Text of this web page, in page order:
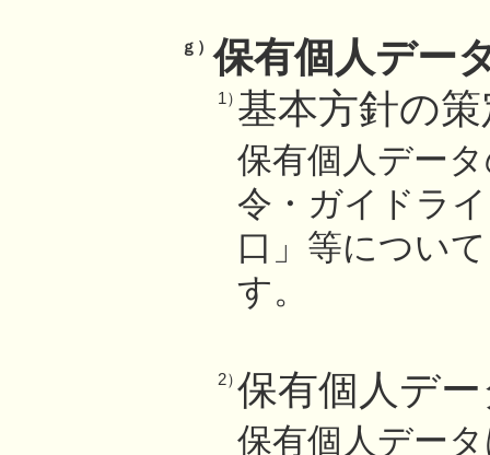
ｇ） 保有個人デー
1）基本方針の
保有個人デー
令・ガイドラ
口」等につい
す。
2） 保有個人デ
保有個人デー